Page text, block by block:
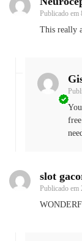
Publicado em
This really
slot
Publicado em